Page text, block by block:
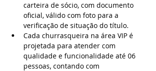
carteira de sócio, com documento
oficial, válido com foto para a
verificação de situação do título.
Cada churrasqueira na área VIP é
projetada para atender com
qualidade e funcionalidade até 06
pessoas, contando com